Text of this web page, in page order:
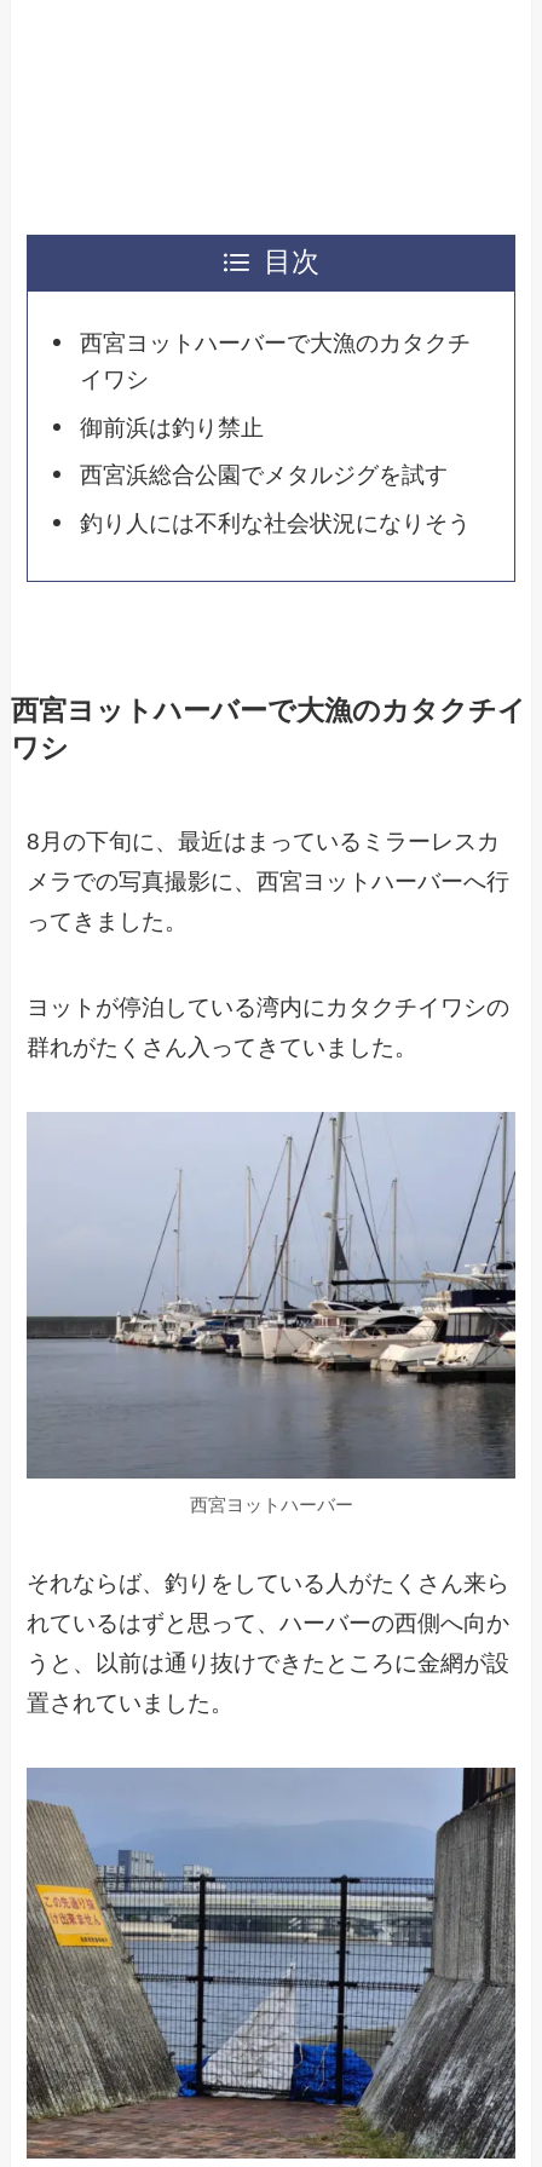
目次
西宮ヨットハーバーで大漁のカタクチ
イワシ
御前浜は釣り禁止
西宮浜総合公園でメタルジグを試す
釣り人には不利な社会状況になりそう
西宮ヨットハーバーで大漁のカタクチイ
ワシ
8月の下旬に、最近はまっているミラーレスカ
メラでの写真撮影に、西宮ヨットハーバーへ行
ってきました。
ヨットが停泊している湾内にカタクチイワシの
群れがたくさん入ってきていました。
西宮ヨットハーバー
それならば、釣りをしている人がたくさん来ら
れているはずと思って、ハーバーの西側へ向か
うと、以前は通り抜けできたところに金網が設
置されていました。